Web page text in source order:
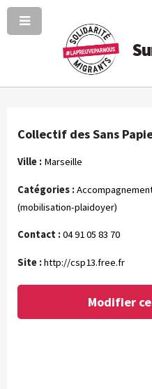
Collectif des Sans
Ville : Marseille
Catégories :
(mobilisation-plaidoyer)
Contact :04 91 05 83 70
Site :http://csp13.free.fr
Modifier